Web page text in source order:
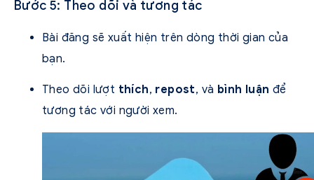
Bước 5: Theo dõi và tương tác
Bài đăng sẽ xuất hiện trên dòng thời gian của
bạn.
Theo dõi lượt thích, repost, và bình luận để
tương tác với người xem.